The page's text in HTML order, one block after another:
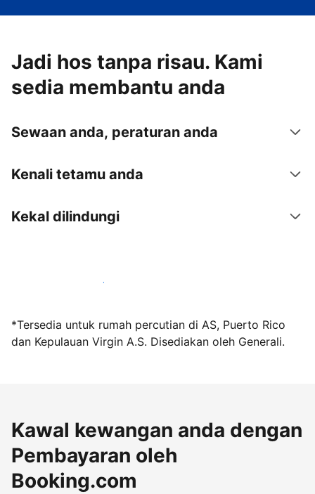
Jadi hos tanpa risau. Kami
sedia membantu anda
Sewaan anda, peraturan anda
Kenali tetamu anda
Kekal dilindungi
Jadi hos bersama kami hari ini
*Tersedia untuk rumah percutian di AS, Puerto Rico
dan Kepulauan Virgin A.S. Disediakan oleh Generali.
Kawal kewangan anda dengan
Pembayaran oleh
Booking.com